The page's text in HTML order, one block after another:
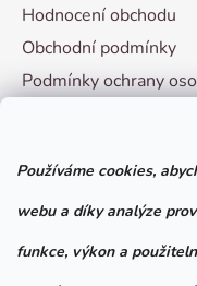
Používáme cookies,
webu a díky analýze
funkce, výkon a
Hodnocení obchodu
Obchodní podmínky
Podmínky ochrany
Facebook